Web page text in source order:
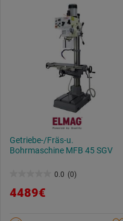
Getriebe-/Fräs-u.
Bohrmaschine MFB 45 SGV
0.0 (0)
von
4489€